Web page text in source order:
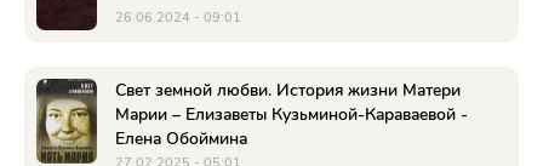
26.06.2024 - 09:01
Свет земной любви. История жизни Матери
Марии – Елизаветы Кузьминой-Караваевой -
Елена Обоймина